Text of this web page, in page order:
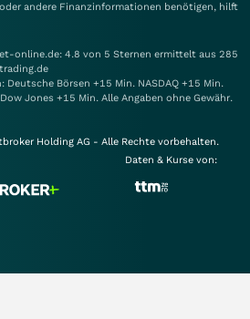
andere Finanzinformationen benötigen, hilft
online.de: 4.8 von 5 Sternen ermittelt aus 285
Börsen +15 Min. NASDAQ +15 Min.
Jones +15 Min. Alle Angaben ohne Gewähr.
Holding AG - Alle Rechte vorbehalten.
Daten & Kurse von: